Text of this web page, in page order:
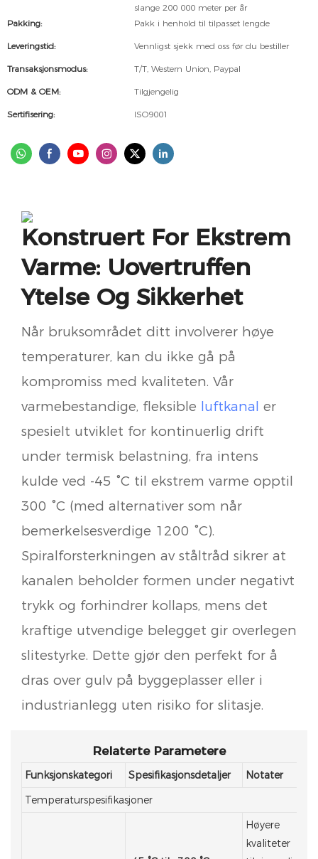
slange 200 000 meter per år
Pakking:
Pakk i henhold til tilpasset lengde
Leveringstid: Vennligst sjekk med oss ​​før du bestiller
Transaksjonsmodus: T/T, Western Union, Paypal
ODM & OEM: Tilgjengelig
Sertifisering: ISO9001
Konstruert For Ekstrem
Varme: Uovertruffen
Ytelse Og Sikkerhet
Når bruksområdet ditt involverer høye
temperaturer, kan du ikke gå på
kompromiss med kvaliteten. Vår
varmebestandige, fleksible luftkanal er
spesielt utviklet for kontinuerlig drift
under termisk belastning, fra intens
kulde ved -45 °C til ekstrem varme opptil
300 °C (med alternativer som når
bemerkelsesverdige 1200 °C).
Spiralforsterkningen av ståltråd sikrer at
kanalen beholder formen under negativt
trykk og forhindrer kollaps, mens det
kraftige utvendige belegget gir overlegen
slitestyrke. Dette gjør den perfekt for å
dras over gulv på byggeplasser eller i
industrianlegg uten risiko for slitasje.
Relaterte Parametere
Funksjonskategori Spesifikasjonsdetaljer
Notater
Temperaturspesifikasjoner
Høyere
kvaliteter